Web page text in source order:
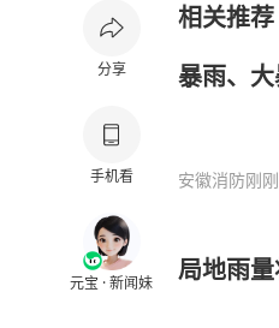
分享
手机看
元宝 · 新闻妹
相关推荐
暴雨、
安徽消防刚刚
局地雨